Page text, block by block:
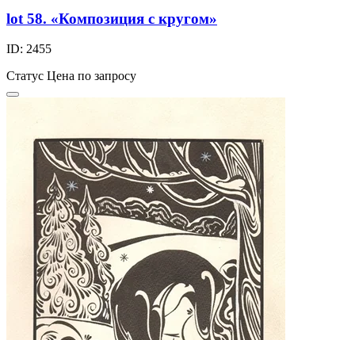
lot 58. «Композиция с кругом»
ID: 2455
Статус Цена по запросу